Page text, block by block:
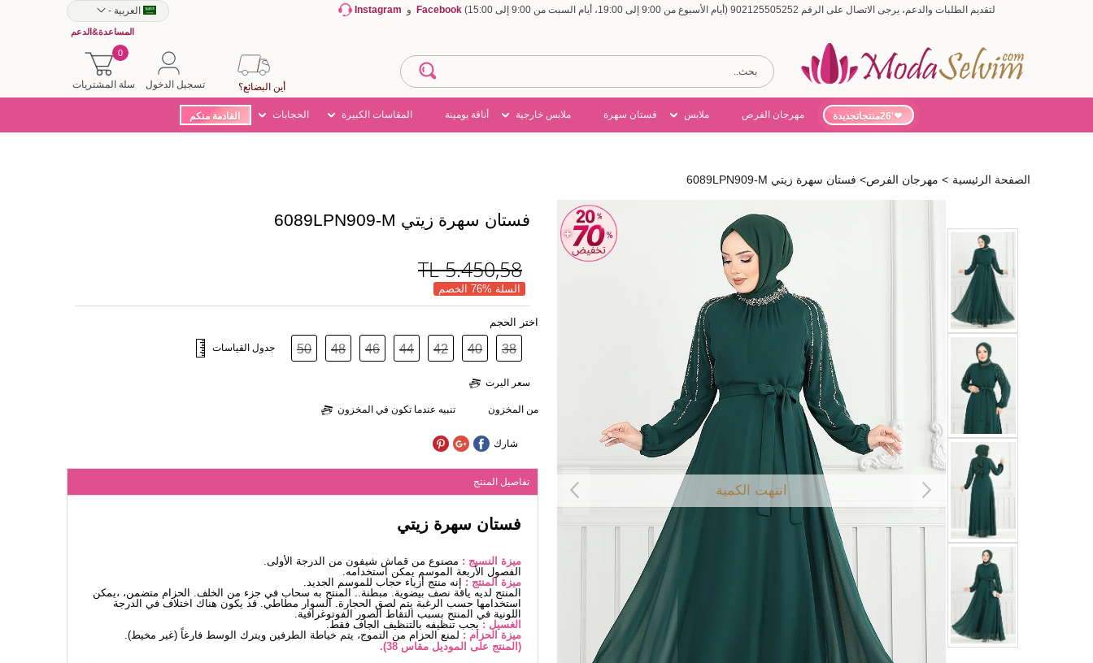
لتقديم الطلبات والدعم، يرجى الاتصال على الرقم 902125505252 (أيام الأسبوع من 9:00 إلى 19:00، أيام السبت من 9:00 إلى 15:00) Facebook و Instagram العربية -
المساعدة&الدعم
سلة المشتريات
0
تسجيل الدخول أين البضائع؟
'26منتجاتجديدة مهرجان الفرص ملابس فستان سهرة ملابس خارجية أناقة يومينة المقاسات الكبيرة الحجابات القادمة منكم
الصفحة الرئيسية > مهرجان الفرص> فستان سهرة زيتي 6089LPN909-M
انتهت الكمية
فستان سهرة زيتي 6089LPN909-M
5.450,58
TL
السلة %76 الخصم
اختر الحجم
38
40
42
44
46
48
50 جدول القياسات
سعر اليرت
من المخزون تنبيه عندما تكون في المخزون
شارك
تفاصيل المنتج
فستان سهرة زيتي
ميزة النسيج : مصنوع من قماش شيفون من الدرجة الأولى.
الفصول الأربعة الموسم يمكن استخدامه.
ميزة المنتج : إنه منتج أزياء حجاب للموسم الجديد.
المنتج لديه ياقة نصف بيضوية. مبطنة.. المنتج به سحاب في جزء من الخلف. الحزام متضمن، ،يمكن
استخدامها حسب الرغبة يتم لصق الحجارة. السوار مطاطي. قد يكون هناك اختلاف في الدرجة
اللونية في المنتج بسبب التقاط الصور الفوتوغرافية.
الغسيل : يجب تنظيفه بالتنظيف الجاف فقط.
ميزة الحزام : لمنع الحزام من التموج، يتم خياطة الطرفين ويترك الوسط فارغاً (غير مخيط).
(المنتج على الموديل مقاس 38).